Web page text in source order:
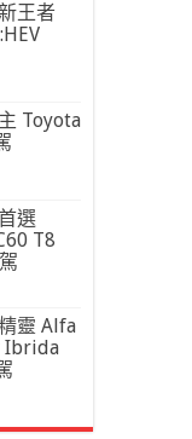
王者
Toyota
選
T8
靈 Alfa
Ibrida